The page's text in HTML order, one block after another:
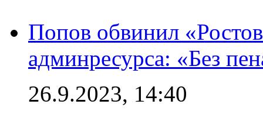
Попов обвинил
админресурса: «Без
26.9.2023, 14:40